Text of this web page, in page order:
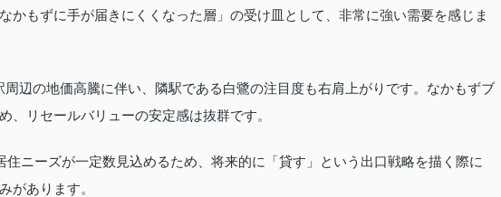
かもずに手が届きにくくなった層」の受け皿として、非常に強い需要を感じま
周辺の地価高騰に伴い、隣駅である白鷺の注目度も右肩上がりです。なかもずブ
、リセールバリューの安定感は抜群です。
住ニーズが一定数見込めるため、将来的に「貸す」という出口戦略を描く際に
があります。